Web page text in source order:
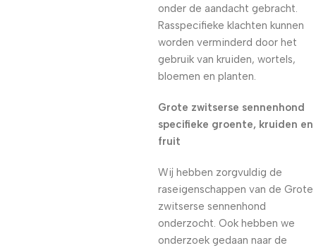
onder de aandacht gebracht.
Rasspecifieke klachten kunnen
worden verminderd door het
gebruik van kruiden, wortels,
bloemen en planten.
Grote zwitserse sennenhond
specifieke groente, kruiden en
fruit
Wij hebben zorgvuldig de
raseigenschappen van de Grote
zwitserse sennenhond
onderzocht. Ook hebben we
onderzoek gedaan naar de